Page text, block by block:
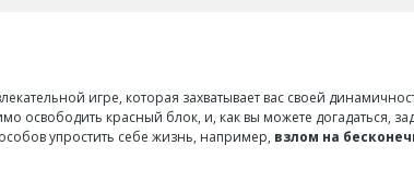
игре, которая захватывает вас своей
освободить красный блок, и, как вы можете догадаться,
упростить себе жизнь, например, взлом на